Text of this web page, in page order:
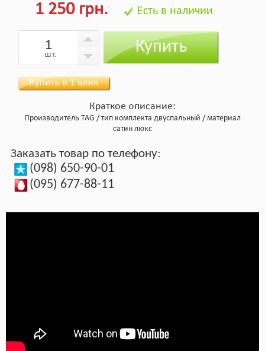
1 250 грн. Есть в наличии
шт. Купить
Краткое описание:
Производитель TAG тип комплекта двуспальный
материал
сатин люкс
Заказать товар по телефону:
(098) 650-90-01
(095) 677-88-11